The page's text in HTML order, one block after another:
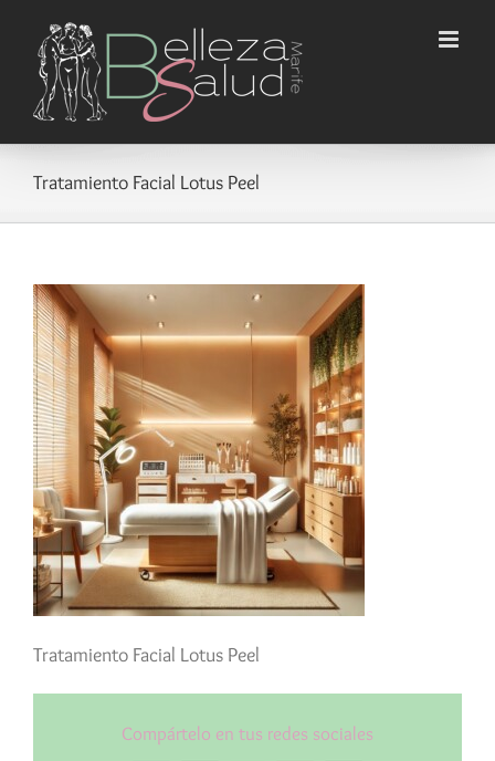
contenido
Tratamiento Facial Lotus Peel
Tratamiento Facial Lotus Peel
Compártelo en tus redes sociales